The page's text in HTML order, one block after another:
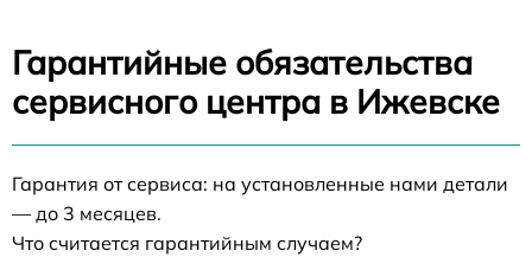
Гарантийные обязательства
сервисного центра в Ижевске
Гарантия от сервиса: на установленные нами детали
— до 3 месяцев.
Что считается гарантийным случаем?